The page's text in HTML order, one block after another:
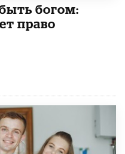
богом:
право